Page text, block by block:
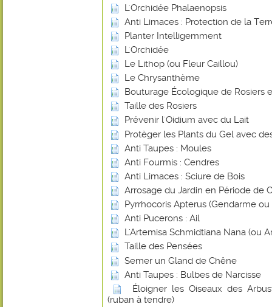
L'Orchidée Phalaenopsis
Anti Limaces : Protection de la
Planter Intelligemment
L'Orchidée
Le Lithop (ou Fleur Caillou)
Le Chrysanthème
Bouturage Écologique de Rosiers
Taille des Rosiers
Prévenir l'Oidium avec du Lait
Protèger les Plants du Gel avec
Anti Taupes : Moules
Anti Fourmis : Cendres
Anti Limaces : Sciure de Bois
Arrosage du Jardin en Période de
Pyrrhocoris Apterus (Gendarme ou
Anti Pucerons : Ail
L'Artemisa Schmidtiana Nana (ou
Taille des Pensées
Semer un Gland de Chêne
Anti Taupes : Bulbes de Narcisse
Éloigner les Oiseaux des
(ruban à tendre)